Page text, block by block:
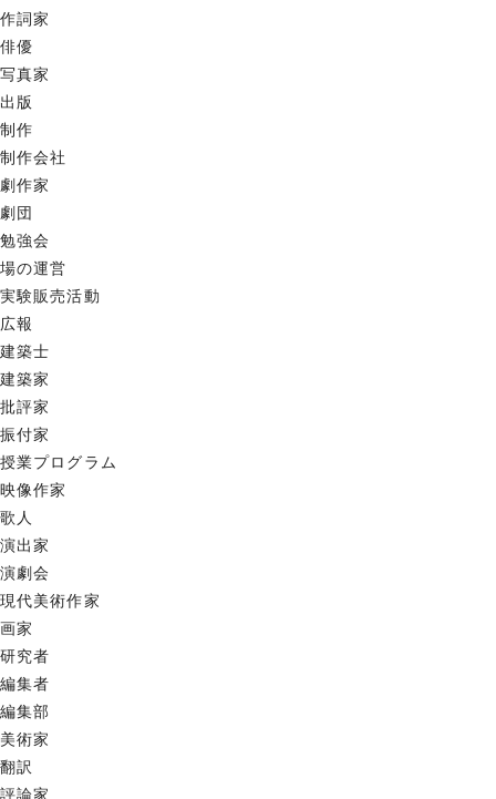
作詞家
俳優
写真家
出版
制作
制作会社
劇作家
劇団
勉強会
場の運営
実験販売活動
広報
建築士
建築家
批評家
振付家
授業プログラム
映像作家
歌人
演出家
演劇会
現代美術作家
画家
研究者
編集者
編集部
美術家
翻訳
評論家